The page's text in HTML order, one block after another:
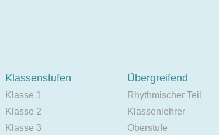
Klassenstufen
Klasse 1
Klasse 2
Klasse 3
Übergreifend
Rhythmischer Teil
Klassenlehrer
Oberstufe